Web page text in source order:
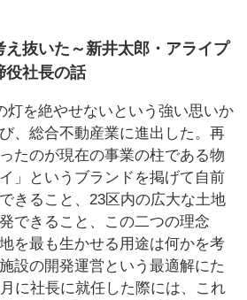
え抜いた～新井太郎・アライプ
役社長の話
灯を絶やせないという強い思いか
、総合不動産業に進出した。再
たのが現在の事業の柱である物
」というブランドを掲げて自前
きること、23区内の広大な土地
できること、この二つの理念
を最も生かせる用途は何かを考
設の開発運営という最適解にた
に社長に就任した際には、これ